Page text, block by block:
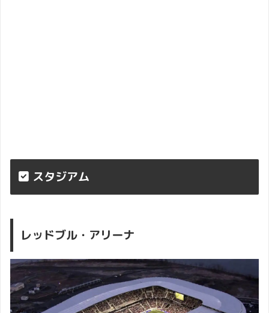
スタジアム
レッドブル・アリーナ